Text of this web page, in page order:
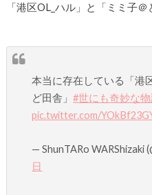
「港区OL_ハル」と「ミミ子
本当に存在している「港
ど田舎」#世にも奇妙な物
pic.twitter.com/
— ShunTARo WARShizaki
日